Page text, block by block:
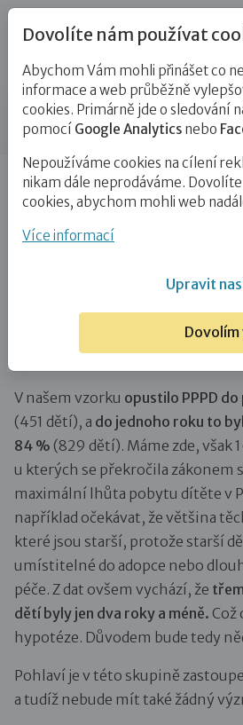
Blog
Příspěvek
Úvod Blog Mapování PPPD
Doba v PPPD
Zákon předpokládá, že většina
umístěna nejdéle šest měsíců,
umístění v PPPD je ze zákona
V našem vzorku opustilo PPPD
(451 dětí), a do jednoho roku to
84 % (829 dětí). Máme zde, však
u kterých se překročila zákonem
maximální lhůta pobytu dítěte v
například očekávat, že většina
které jsou starší, protože starší
umístitelné do adopce nebo
péče. Z dat ovšem vychází, že
dětí byly jen dva roky a méně. Což
hypotéze. Důvodem bude tedy
Pohlaví je v této skupině
a tudíž nebude mít také žádný
Dovolíte nám používat
Abychom Vám mohli přinášet co
informace a web průběžně
cookies. Primárně jde o sledování
pomocí Google Analytics nebo
Nepoužíváme cookies na cílení
nikam dále neprodáváme.
cookies, abychom mohli web
Více informací
Upravit
Dovolím